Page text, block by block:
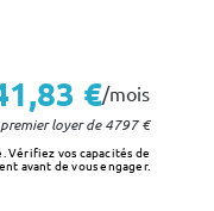
€/mois
loyer de4797€
Vérifiez vos capacités de
avant de vous engager.